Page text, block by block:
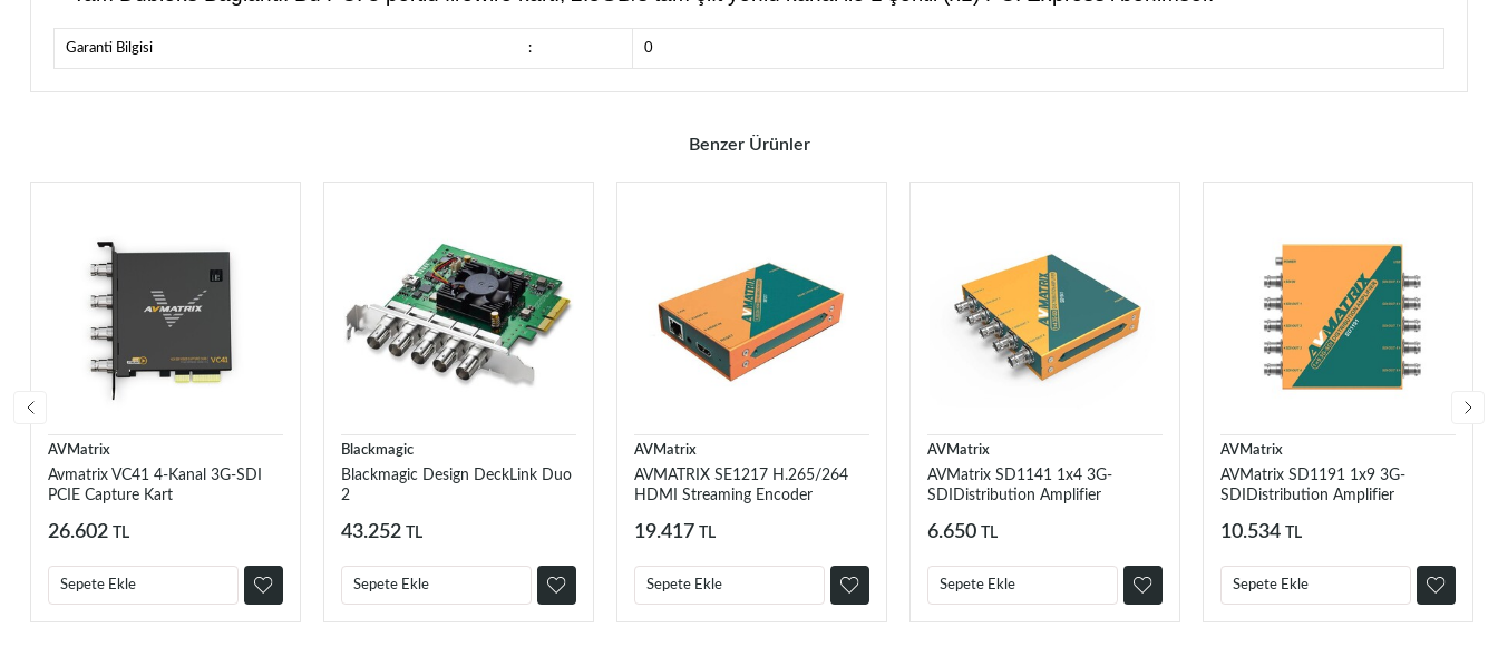
Garanti Bilgisi : 0
Benzer Ürünler
AVMatrix
Avmatrix VC41 4-Kanal 3G-SDI
PCIE Capture Kart
26.602 TL
Sepete Ekle
Blackmagic
Blackmagic Design DeckLink Duo
2
43.252 TL
Sepete Ekle
AVMatrix
AVMATRIX SE1217 H.265/264
HDMI Streaming Encoder
19.417 TL
Sepete Ekle
AVMatrix
AVMatrix SD1141 1x4 3G-
SDIDistribution Amplifier
6.650 TL
Sepete Ekle
AVMatrix
AVMatrix SD1191 1x9 3G-
SDIDistribution Amplifier
10.534 TL
Sepete Ekle